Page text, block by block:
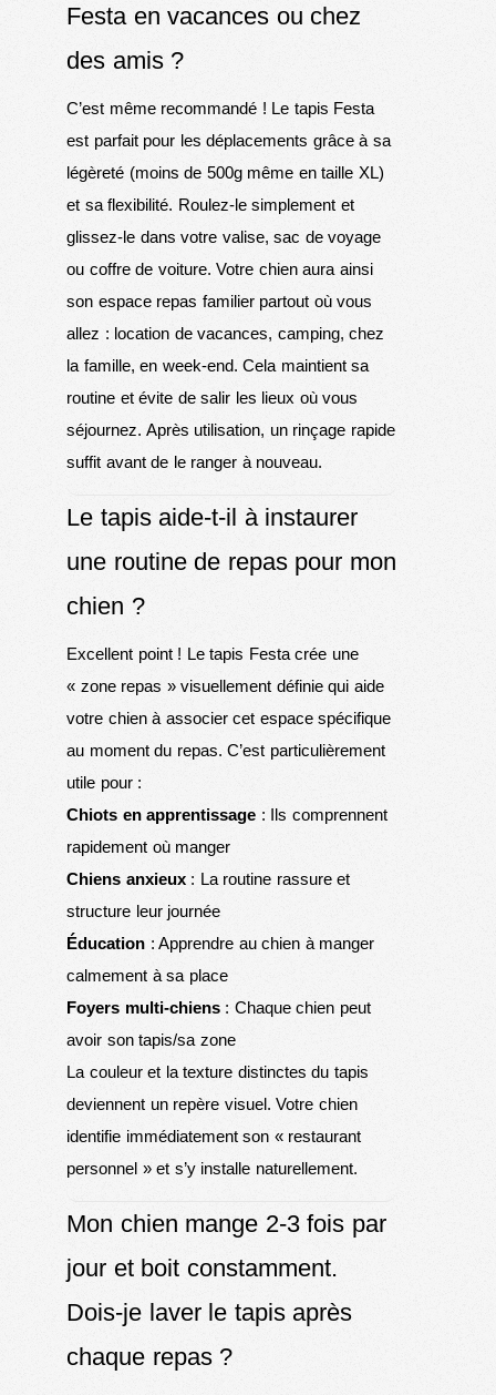
Festa en vacances ou chez
des amis ?
C’est même recommandé ! Le tapis Festa
est parfait pour les déplacements grâce à sa
légèreté (moins de 500g même en taille XL)
et sa flexibilité. Roulez-le simplement et
glissez-le dans votre valise, sac de voyage
ou coffre de voiture. Votre chien aura ainsi
son espace repas familier partout où vous
allez : location de vacances, camping, chez
la famille, en week-end. Cela maintient sa
routine et évite de salir les lieux où vous
séjournez. Après utilisation, un rinçage rapide
suffit avant de le ranger à nouveau.
Le tapis aide-t-il à instaurer
une routine de repas pour mon
chien ?
Excellent point ! Le tapis Festa crée une
« zone repas » visuellement définie qui aide
votre chien à associer cet espace spécifique
au moment du repas. C’est particulièrement
utile pour :
Chiots en apprentissage : Ils comprennent
rapidement où manger
Chiens anxieux: La routine rassure et
structure leur journée
Éducation : Apprendre au chien à manger
calmement à sa place
Foyers multi-chiens: Chaque chien peut
avoir son tapis/sa zone
La couleur et la texture distinctes du tapis
deviennent un repère visuel. Votre chien
identifie immédiatement son « restaurant
personnel » et s’y installe naturellement.
Mon chien mange 2-3 fois par
jour et boit constamment.
Dois-je laver le tapis après
chaque repas ?